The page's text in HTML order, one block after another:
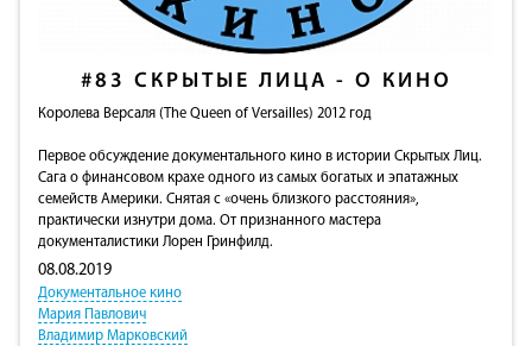
#83 СКРЫТЫЕ ЛИЦА - О КИНО
Королева Версаля (The Queen of Versailles) 2012 год
Первое обсуждение документального кино в истории Скрытых Лиц.
Сага о финансовом крахе одного из самых богатых и эпатажных
семейств Америки. Снятая с «очень близкого расстояния»,
практически изнутри дома. От признанного мастера
документалистики Лорен Гринфилд.
08.08.2019
Документальное кино
Мария Павлович
Владимир Марковский